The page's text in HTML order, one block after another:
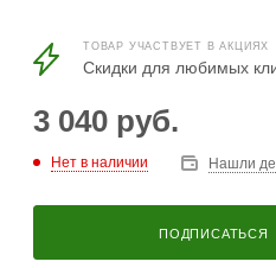
ТОВАР УЧАСТВУЕТ В АКЦИЯХ
Скидки для любимых
3 040 руб.
Нет в наличии Нашли
ПОДПИСАТЬСЯ